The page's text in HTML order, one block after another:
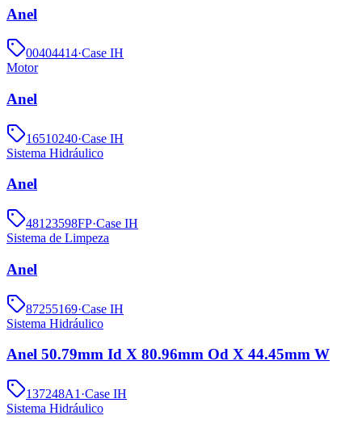
Anel
00404414·Case IH
Motor
Anel
16510240·Case IH
Sistema Hidráulico
Anel
48123598FP·Case IH
Sistema de Limpeza
Anel
87255169·Case IH
Sistema Hidráulico
Anel 50.79mm Id X 80.96mm Od X 44.45mm W
137248A1 ·Case IH
Sistema Hidráulico